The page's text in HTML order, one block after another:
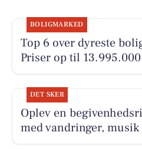
BOLIGMARKED
Top 6 over dyreste
Priser op til
DET SKER
Oplev en
med vandringer,